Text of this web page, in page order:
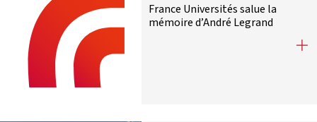
France Universités salue la
mémoire d’André Legrand
France Universités salue la